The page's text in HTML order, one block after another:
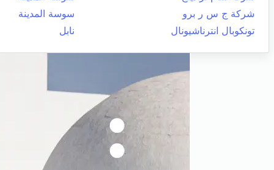
شركة ج س ر برو
سوسة المدينة
تونكوبال انترناشيونال
نابل